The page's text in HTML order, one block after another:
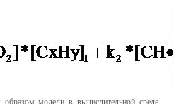
модели в вычислительной среде